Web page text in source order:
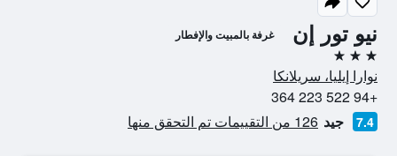
نيو تور إن غرفة بالمبيت والإفطار
3 نجوم
نوارا إيليا، سريلانكا
+94 522 223 364
7.4 جيد 126 من التقييمات تم التحقق منها